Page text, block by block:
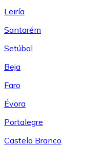
Leiría
Santarém
Setúbal
Beja
Faro
Évora
Portalegre
Castelo Branco